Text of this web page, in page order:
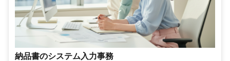
納品書のシステム入力事務